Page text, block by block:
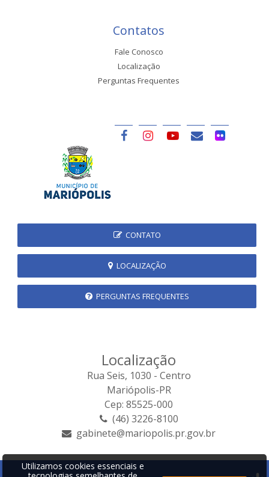
Contatos
Fale Conosco
Localização
Perguntas Frequentes
CONTATO
LOCALIZAÇÃO
PERGUNTAS FREQUENTES
Localização
Rua Seis, 1030 - Centro
Mariópolis-PR
Cep: 85525-000
(46) 3226-8100
gabinete@mariopolis.pr.gov.br
Utilizamos cookies essenciais e